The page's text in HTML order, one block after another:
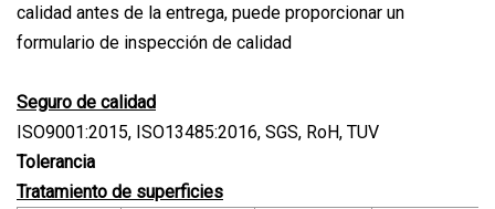
calidad antes de la entrega, puede proporcionar un
formulario de inspección de calidad
Seguro de calidad
ISO9001:2015, ISO13485:2016, SGS, RoH, TUV
Tolerancia
Tratamiento de superficies